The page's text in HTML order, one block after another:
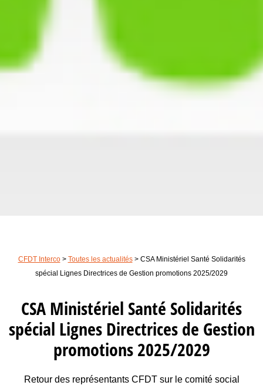
CFDT Interco> Toutes les actualités> CSA Ministériel Santé Solidarités
spécial Lignes Directrices de Gestion promotions 2025/2029
CSA Ministériel Santé Solidarités
spécial Lignes Directrices de Gestion
promotions 2025/2029
Retour des représentants CFDT sur le comité social